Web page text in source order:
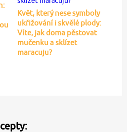
Květ, který nese symboly
ukřižování i skvělé plody:
Víte, jak doma pěstovat
mučenku a sklízet
maracuju?